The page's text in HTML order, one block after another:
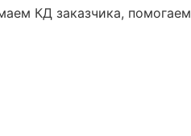
КД заказчика, помогаем